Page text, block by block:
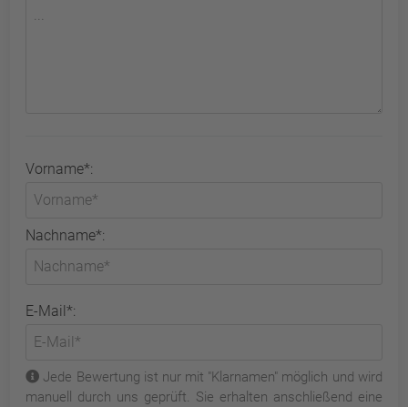
Vorname*:
Nachname*:
E-Mail*:
Jede Bewertung ist nur mit "Klarnamen" möglich und wird
manuell durch uns geprüft. Sie erhalten anschließend eine